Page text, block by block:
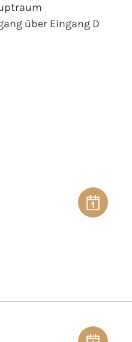
über Eingang D